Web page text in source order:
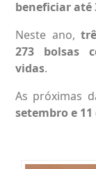
beneficiar até
Neste ano,
273 bolsas
vidas.
As próximas
setembro e